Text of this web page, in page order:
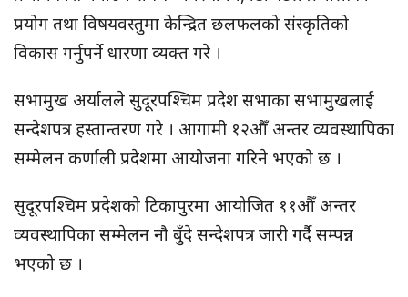
प्रयोग तथा विषयवस्तुमा केन्द्रित छलफलको संस्कृतिको
विकास गर्नुपर्ने धारणा व्यक्त गरे ।
सभामुख अर्यालले सुदूरपश्चिम प्रदेश सभाका सभामुखलाई
सन्देशपत्र हस्तान्तरण गरे । आगामी १२औँ अन्तर व्यवस्थापिका
सम्मेलन कर्णाली प्रदेशमा आयोजना गरिने भएको छ ।
सुदूरपश्चिम प्रदेशको टिकापुरमा आयोजित ११औँ अन्तर
व्यवस्थापिका सम्मेलन नौ बुँदे सन्देशपत्र जारी गर्दै सम्पन्न
भएको छ ।